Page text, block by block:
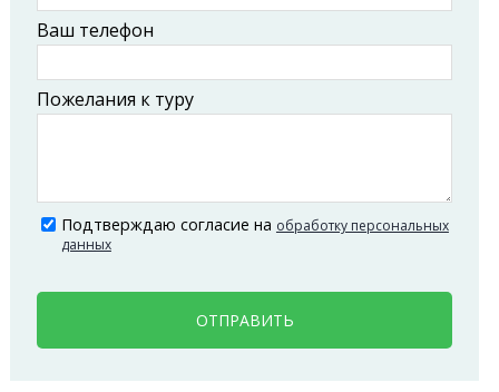
Ваш телефон
Пожелания к туру
Подтверждаю согласие на обработку персональных
данных
ОТПРАВИТЬ